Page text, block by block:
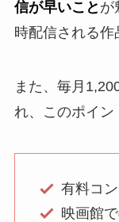
信が早いこと が
時配信される作
また、毎月
れ、このポイン
有料コ
映画館